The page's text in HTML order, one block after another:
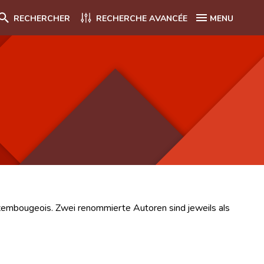
RECHERCHER RECHERCHE AVANCÉE MENU
Zwei renommierte Autoren sind jeweils als